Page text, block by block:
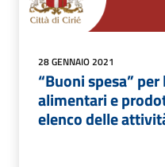
28 GENNAIO 2021
“Buoni spesa”
alimentari e
elenco delle